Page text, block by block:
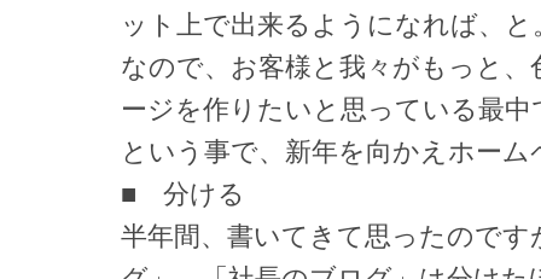
ット上で出来るようになれば、と
なので、お客様と我々がもっと
ージを作りたいと思っている最中
という事で、新年を向かえホー
■ 分ける
半年間、書いてきて思ったので